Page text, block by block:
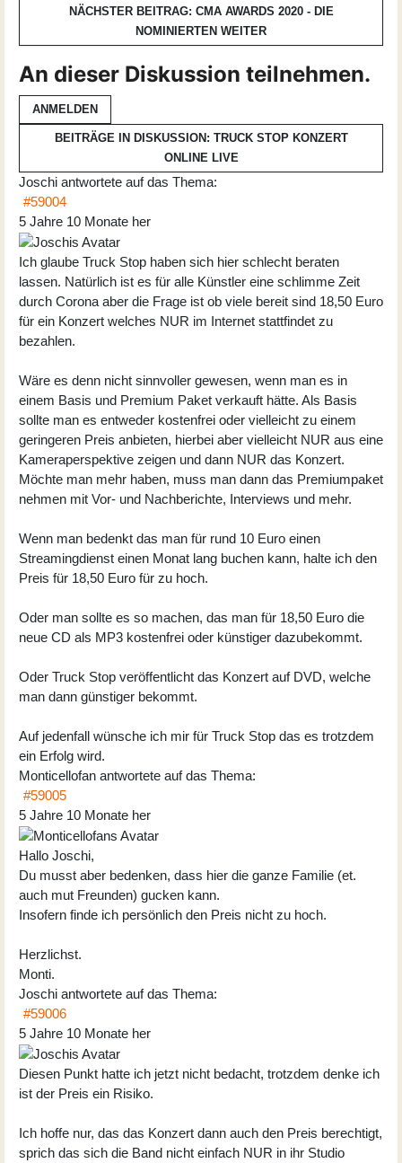
NÄCHSTER BEITRAG: CMA AWARDS 2020 - DIE
NOMINIERTEN WEITER
An dieser Diskussion teilnehmen.
ANMELDEN
BEITRÄGE IN DISKUSSION: TRUCK STOP KONZERT
ONLINE LIVE
Joschi antwortete auf das Thema:
#59004
5 Jahre 10 Monate her
Ich glaube Truck Stop haben sich hier schlecht beraten
lassen. Natürlich ist es für alle Künstler eine schlimme Zeit
durch Corona aber die Frage ist ob viele bereit sind 18,50 Euro
für ein Konzert welches NUR im Internet stattfindet zu
bezahlen.
Wäre es denn nicht sinnvoller gewesen, wenn man es in
einem Basis und Premium Paket verkauft hätte. Als Basis
sollte man es entweder kostenfrei oder vielleicht zu einem
geringeren Preis anbieten, hierbei aber vielleicht NUR aus eine
Kameraperspektive zeigen und dann NUR das Konzert.
Möchte man mehr haben, muss man dann das Premiumpaket
nehmen mit Vor- und Nachberichte, Interviews und mehr.
Wenn man bedenkt das man für rund 10 Euro einen
Streamingdienst einen Monat lang buchen kann, halte ich den
Preis für 18,50 Euro für zu hoch.
Oder man sollte es so machen, das man für 18,50 Euro die
neue CD als MP3 kostenfrei oder künstiger dazubekommt.
Oder Truck Stop veröffentlicht das Konzert auf DVD, welche
man dann günstiger bekommt.
Auf jedenfall wünsche ich mir für Truck Stop das es trotzdem
ein Erfolg wird.
Monticellofan antwortete auf das Thema:
#59005
5 Jahre 10 Monate her
Hallo Joschi,
Du musst aber bedenken, dass hier die ganze Familie (et.
auch mut Freunden) gucken kann.
Insofern finde ich persönlich den Preis nicht zu hoch.
Herzlichst.
Monti.
Joschi antwortete auf das Thema:
#59006
5 Jahre 10 Monate her
Diesen Punkt hatte ich jetzt nicht bedacht, trotzdem denke ich
ist der Preis ein Risiko.
Ich hoffe nur, das das Konzert dann auch den Preis berechtigt,
sprich das sich die Band nicht einfach NUR in ihr Studio